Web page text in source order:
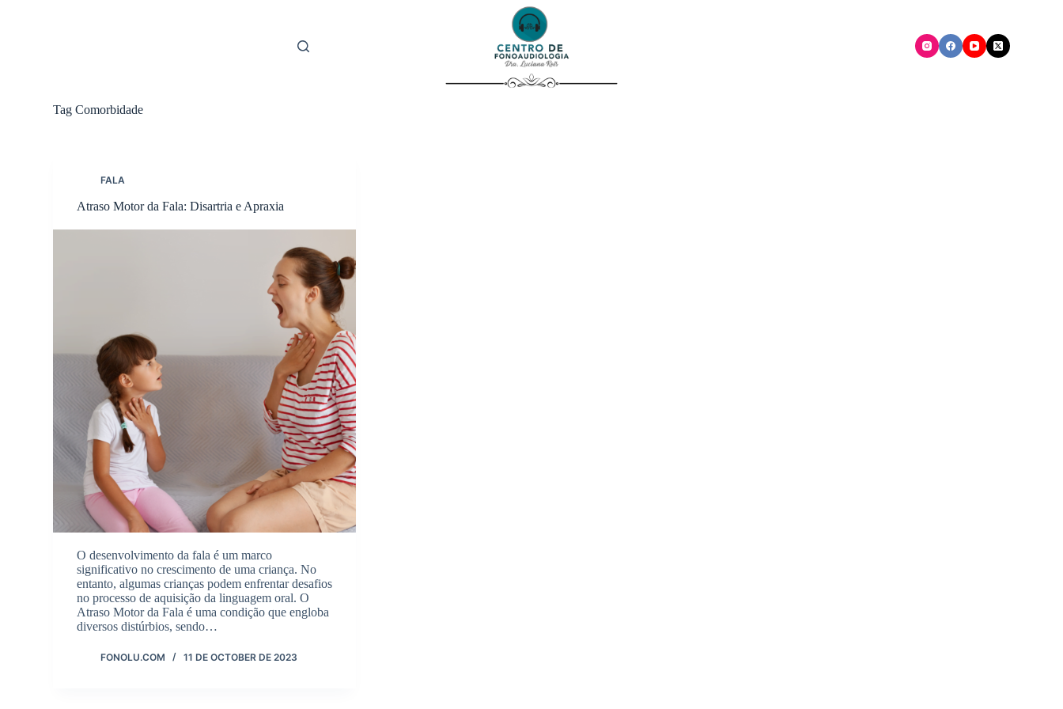
Tag Comorbidade
FALA
Atraso Motor da Fala: Disartria e Apraxia
O desenvolvimento da fala é um marco
significativo no crescimento de uma criança. No
entanto, algumas crianças podem enfrentar desafios
no processo de aquisição da linguagem oral. O
Atraso Motor da Fala é uma condição que engloba
diversos distúrbios, sendo…
FONOLU.COM 11 DE OCTOBER DE 2023